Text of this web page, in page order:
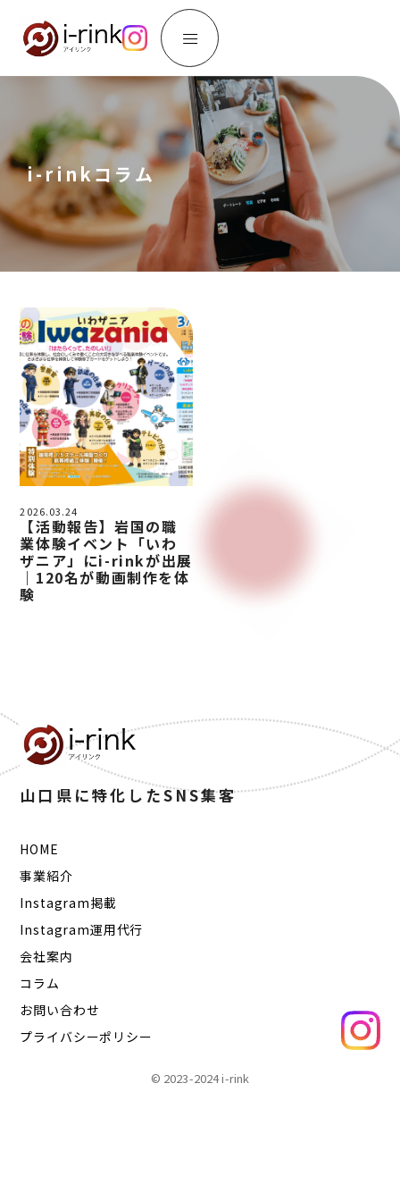
i-rinkコラム
2026.03.24
【活動報告】岩国の職
業体験イベント「いわ
ザニア」にi-rinkが出展
｜120名が動画制作を体
験
山口県に特化したSNS集客
HOME
事業紹介
Instagram掲載
Instagram運用代行
会社案内
コラム
お問い合わせ
プライバシーポリシー
© 2023-2024 i-rink